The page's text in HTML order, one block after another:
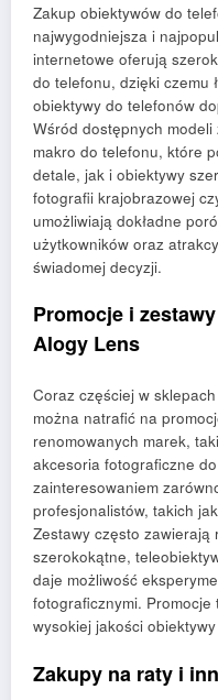
Zakup obiektywów do
najwygodniejsza i
internetowe oferują
do telefonu, dzięki czemu
obiektywy do telefonów
Wśród dostępnych
makro do telefonu, które
detale, jak i obiektywy
fotografii krajobrazowej
umożliwiają dokładne
użytkowników oraz
świadomej decyzji.
Promocje i
Alogy Lens
Coraz częściej w
można natrafić na
renomowanych marek,
akcesoria fotograficzne
zainteresowaniem
profesjonalistów, takich
Zestawy często
szerokokątne,
daje możliwość
fotograficznymi.
wysokiej jakości
Zakupy na raty i